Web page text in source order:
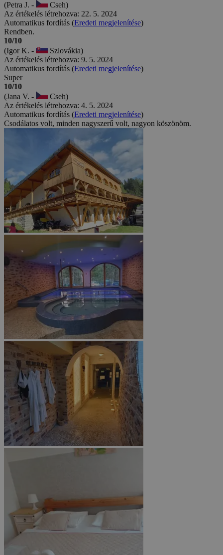
(Petra J. -
Cseh)
Az értékelés létrehozva: 22. 5. 2024
Automatikus fordítás (Eredeti megjelenítése)
Rendben.
10/10
(Igor K. -
Szlovákia)
Az értékelés létrehozva: 9. 5. 2024
Automatikus fordítás (Eredeti megjelenítése)
Super
10/10
(Jana V. -
Cseh)
Az értékelés létrehozva: 4. 5. 2024
Automatikus fordítás (Eredeti megjelenítése)
Csodálatos volt, minden nagyszerű volt, nagyon köszönöm.